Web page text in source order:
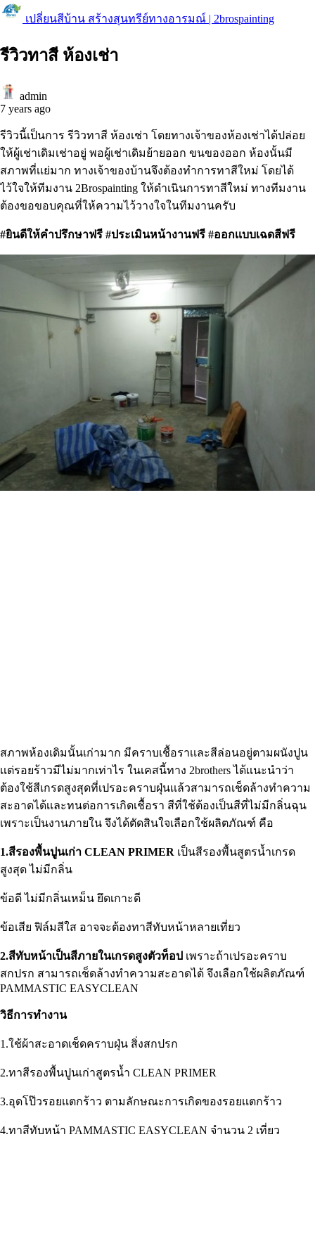
เปลี่ยนสีบ้าน สร้างสุนทรีย์ทางอารมณ์ | 2brospainting
รีวิวทาสี ห้องเช่า
admin
7 years ago
รีวิวนี้เป็นการ รีวิวทาสี ห้องเช่า โดยทางเจ้าของห้องเช่าได้ปล่อย
ให้ผู้เช่าเดิมเช่าอยู่ พอผู้เช่าเดิมย้ายออก ขนของออก ห้องนั้นมี
สภาพที่เเย่มาก ทางเจ้าของบ้านจึงต้องทำการทาสีใหม่ โดยได้
ไว้ใจให้ทีมงาน 2Brospainting ให้ดำเนินการทาสีใหม่ ทางทีมงาน
ต้องขอขอบคุณที่ให้ความไว้วางใจในทีมงานครับ
#ยินดีให้คำปรึกษาฟรี #ประเมินหน้างานฟรี #ออกเเบบเฉดสีฟรี
สภาพห้องเดิมนั้นเก่ามาก มีคราบเชื้อราเเละสีล่อนอยู่ตามผนังปูน
เเต่รอยร้าวมีไม่มากเท่าไร ในเคสนี้ทาง 2brothers ได้เเนะนำว่า
ต้องใช้สีเกรดสูงสุดที่เปรอะคราบฝุ่นเเล้วสามารถเช็ดล้างทำความ
สะอาดได้เเละทนต่อการเกิดเชื้อรา สีที่ใช้ต้องเป็นสีที่ไม่มีกลิ่นฉุน
เพราะเป็นงานภายใน จึงได้ตัดสินใจเลือกใช้ผลิตภัณฑ์ คือ
1.สีรองพื้นปูนเก่า CLEAN PRIMER เป็นสีรองพื้นสูตรน้ำเกรด
สูงสุด ไม่มีกลิ่น
ข้อดี ไม่มีกลิ่นเหม็น ยึดเกาะดี
ข้อเสีย ฟิล์มสีใส อาจจะต้องทาสีทับหน้าหลายเที่ยว
2.สีทับหน้าเป็นสีภายในเกรดสูงตัวท็อป เพราะถ้าเปรอะคราบ
สกปรก สามารถเช็ดล้างทำความสะอาดได้ จึงเลือกใช้ผลิตภัณฑ์
PAMMASTIC EASYCLEAN
วิธีการทำงาน
1.ใช้ผ้าสะอาดเช็ดคราบฝุ่น สิ่งสกปรก
2.ทาสีรองพื้นปูนเก่าสูตรน้ำ CLEAN PRIMER
3.อุดโป๊วรอยเเตกร้าว ตามลักษณะการเกิดของรอยเเตกร้าว
4.ทาสีทับหน้า PAMMASTIC EASYCLEAN จำนวน 2 เที่ยว